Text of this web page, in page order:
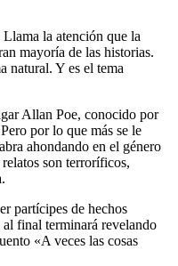
la atención que la
mayoría de las historias.
natural. Y es el tema
Allan Poe, conocido por
por lo que más se le
ahondando en el género
son terroríficos,
partícipes de hechos
final terminará revelando
«A veces las cosas